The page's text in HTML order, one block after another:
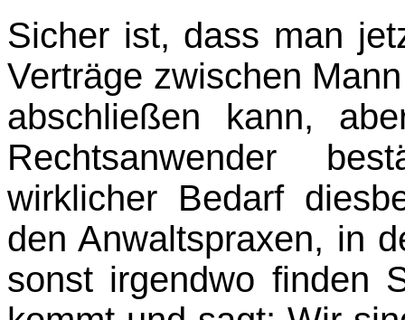
Sicher ist, dass man
Verträge zwischen
abschließen kann,
Rechts­anwender
wirklicher Bedarf
den Anwaltspraxen, in
sonst irgendwo finden